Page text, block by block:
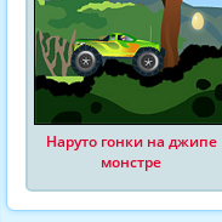
Наруто гонки на джипе
монстре